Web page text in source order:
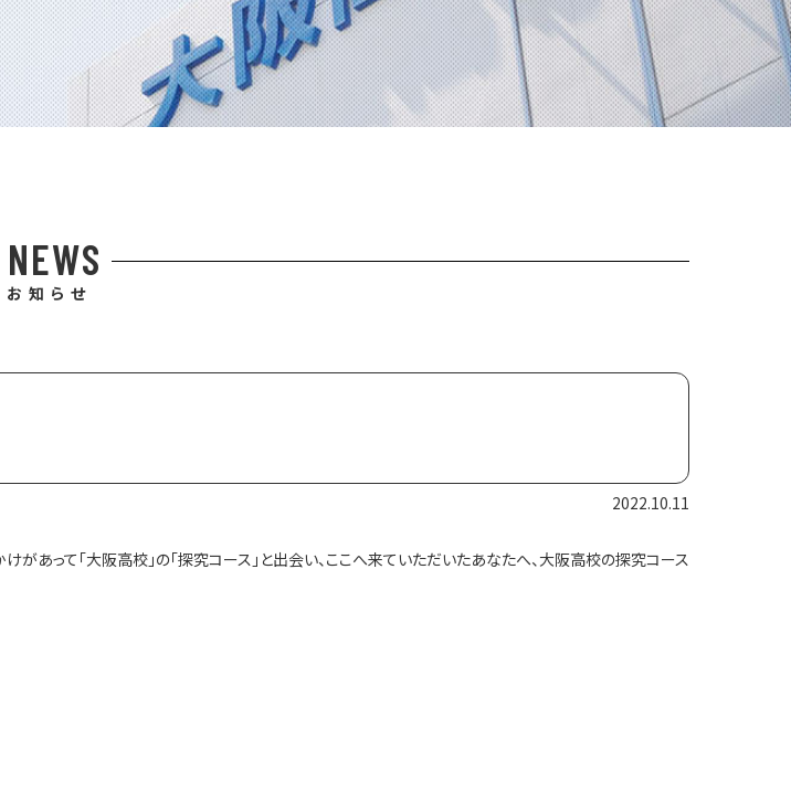
NEWS
お知らせ
2022.10.11
があって「大阪高校」の「探究コース」と出会い、ここへ来ていただいたあなたへ、大阪高校の探究コース